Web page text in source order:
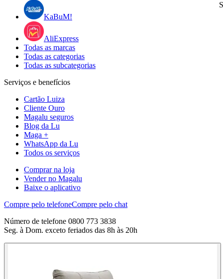
KaBuM!
AliExpress
Todas as marcas
Todas as categorias
Todas as subcategorias
Serviços e benefícios
Cartão Luiza
Cliente Ouro
Magalu seguros
Blog da Lu
Maga +
WhatsApp da Lu
Todos os serviços
Comprar na loja
Vender no Magalu
Baixe o aplicativo
Compre pelo telefoneCompre pelo chat
Número de telefone 0800 773 3838
Seg. à Dom. exceto feriados das 8h às 20h